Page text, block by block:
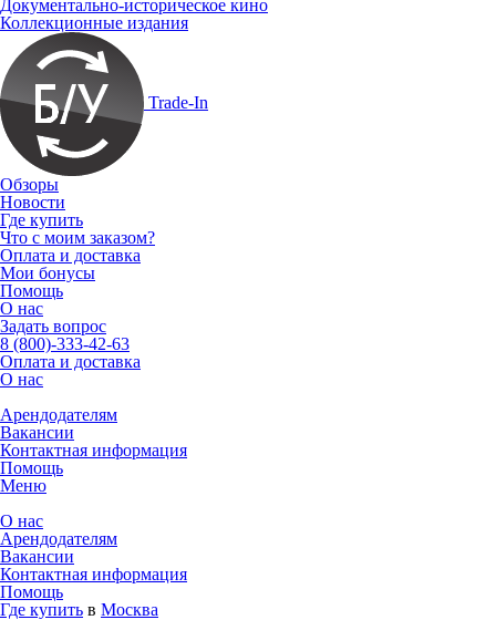
Документально-историческое кино
Коллекционные издания
Trade-In
Обзоры
Новости
Где купить
Что с моим заказом?
Оплата и доставка
Мои бонусы
Помощь
О нас
Задать вопрос
8 (800)-333-42-63
Оплата и доставка
О нас
Арендодателям
Вакансии
Контактная информация
Помощь
Меню
О нас
Арендодателям
Вакансии
Контактная информация
Помощь
Где купить в Москва